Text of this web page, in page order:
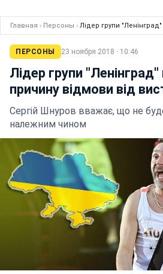
Главная › Персоны › Лідер групи
ПЕРСОНЫ 23 ноября 2018 · 10:46
Лідер групи
причину відмови від
Сергій Шнуров вважає, що не
належним чином